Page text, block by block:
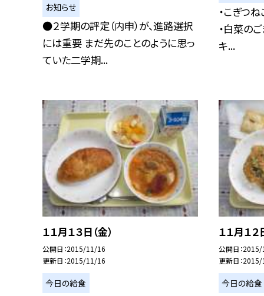
お知らせ
●２学期の評定（内申）が、進路選択
には重要 まだ先のことのように思っ
ていた二学期...
・こぎつ
・白菜の
キ...
１１月１３日（金）
公開日 2015/11/16
更新日 2015/11/16
今日の給食
１１月１２
公開日
更新日
今日の給食